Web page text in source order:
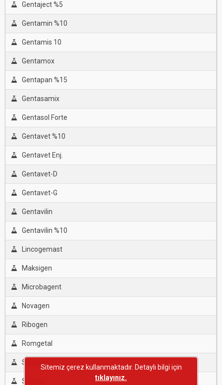
Gentaject %5
Gentamin %10
Gentamis 10
Gentamox
Gentapan %15
Gentasamix
Gentasol Forte
Gentavet %10
Gentavet Enj.
Gentavet-D
Gentavet-G
Gentavilin
Gentavilin %10
Lincogemast
Maksigen
Microbagent
Novagen
Ribogen
Romgetal
Salcogen
Sintage
Sitemiz çerez kullanmaktadır. Detaylı bilgi için
tıklayınız.